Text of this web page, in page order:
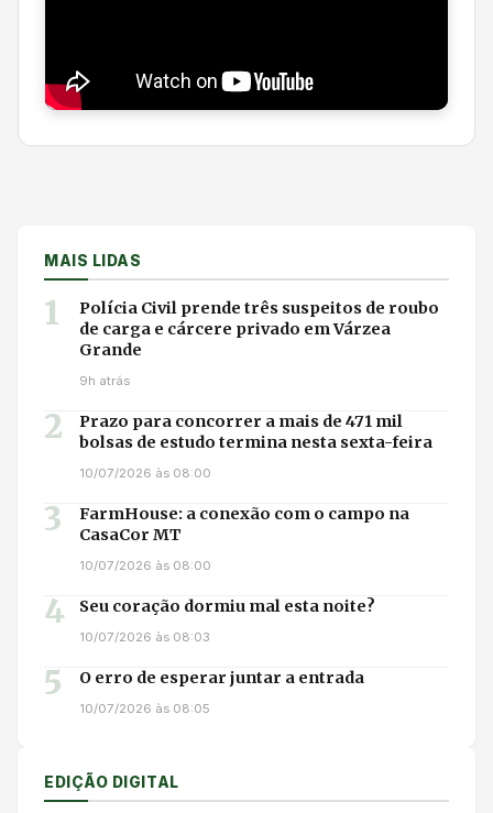
MAIS LIDAS
1
Polícia Civil prende três suspeitos de roubo
de carga e cárcere privado em Várzea
Grande
9h atrás
2
Prazo para concorrer a mais de 471 mil
bolsas de estudo termina nesta sexta-feira
10/07/2026 às 08:00
3
FarmHouse: a conexão com o campo na
CasaCor MT
10/07/2026 às 08:00
4 Seu coração dormiu mal esta noite?
10/07/2026 às 08:03
5 O erro de esperar juntar a entrada
10/07/2026 às 08:05
EDIÇÃO DIGITAL